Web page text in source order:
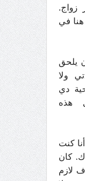
زواج.
هنا في
يلحق
ولا
دي
هذه
كنت
كان
لازم